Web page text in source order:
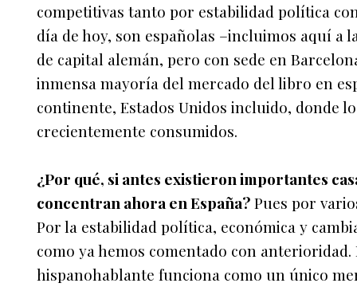
competitivas tanto por estabilidad política
día de hoy, son españolas –incluimos aquí a
de capital alemán, pero con sede en
inmensa mayoría del mercado del libro en
continente, Estados Unidos incluido, donde
crecientemente consumidos.
¿Por qué, si antes existieron importantes
concentran ahora en España?Pues por
Por la estabilidad política, económica y
como ya hemos comentado con
hispanohablante funciona como un único